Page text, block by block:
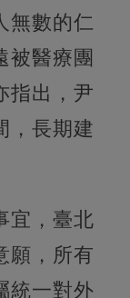
無數的仁
被醫療團
指出，尹
，長期建
宜，臺北
願，所有
統一對外